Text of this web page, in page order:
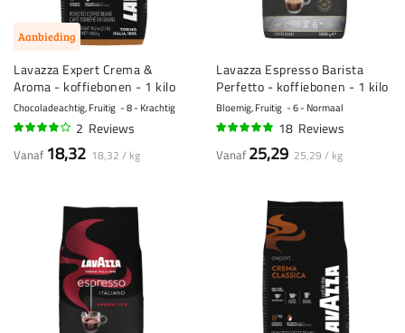
Aanbieding
Lavazza Expert Crema &
Aroma - koffiebonen - 1 kilo
Chocoladeachtig, Fruitig 8 - Krachtig
2 Reviews
Vanaf 18,32 18,32 / kg
Lavazza Espresso Barista
Perfetto - koffiebonen - 1 kilo
Bloemig, Fruitig 6 - Normaal
18 Reviews
Vanaf 25,29 25,29 / kg